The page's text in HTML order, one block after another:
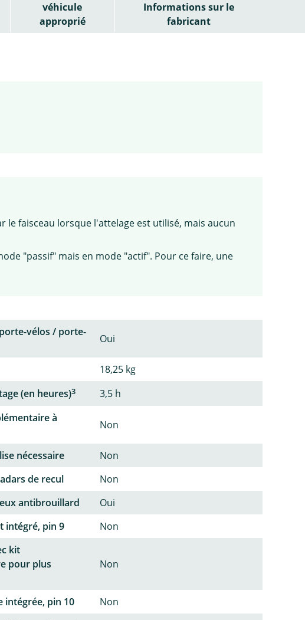
véhicule
approprié
Informations sur le
fabricant
le faisceau lorsque l'attelage est utilisé, mais aucun
"passif" mais en mode "actif". Pour ce faire, une
vélos / porte-
Oui
18,25 kg
(en heures)3
3,5 h
à
Non
nécessaire
Non
de recul
Non
antibrouillard
Oui
intégré, pin 9
Non
kit
pour plus
Non
intégrée, pin 10
Non